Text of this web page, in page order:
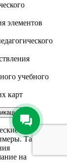
элементов
учебного
карт
аспекты,
Также мы
на